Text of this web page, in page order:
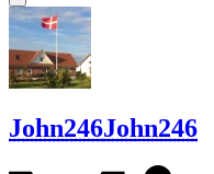
John246John246